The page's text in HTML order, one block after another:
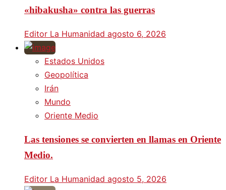
«hibakusha» contra las guerras
Editor La Humanidad agosto 6, 2026
Estados Unidos
Geopolítica
Irán
Mundo
Oriente Medio
Las tensiones se convierten en llamas en Oriente
Medio.
Editor La Humanidad agosto 5, 2026